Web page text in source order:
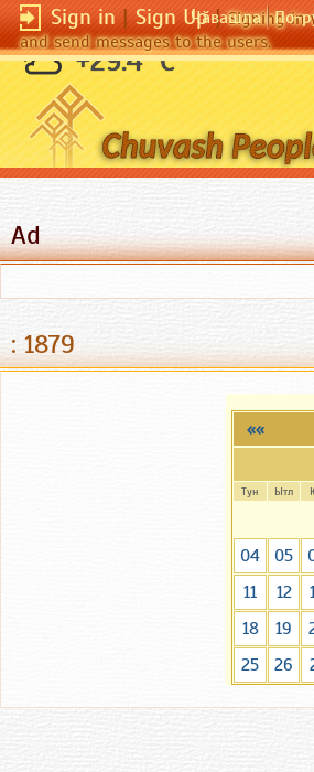
Sign in|Sign Up|Signing in
and send messages to the users.
Чӑвашла По-
+29.4 °C Прибавь
Ad
: 1879
««
Тун Ытл
04
05
11
12
18
19
25
26